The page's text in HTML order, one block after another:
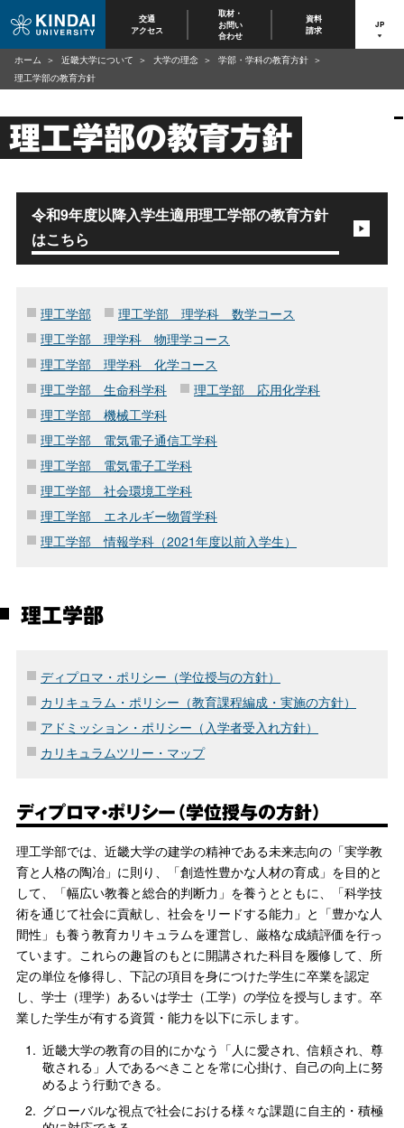
交通
アクセス
取材・
お問い
合わせ
資料
請求
JP
理工学部の教育方針
令和9年度以降入学生適用理工学部の教育方針
はこちら
理工学部
理工学部 理学科 数学コース
理工学部 理学科 物理学コース
理工学部 理学科 化学コース
理工学部 生命科学科
理工学部 応用化学科
理工学部 機械工学科
理工学部 電気電子通信工学科
理工学部 電気電子工学科
理工学部 社会環境工学科
理工学部 エネルギー物質学科
理工学部 情報学科（2021年度以前入学生）
理工学部
ディプロマ・ポリシー（学位授与の方針）
カリキュラム・ポリシー（教育課程編成・実施の方針）
アドミッション・ポリシー（入学者受入れ方針）
カリキュラムツリー・マップ
ディプロマ・ポリシー（学位授与の方針）
理工学部では、近畿大学の建学の精神である未来志向の「実学教
育と人格の陶冶」に則り、「創造性豊かな人材の育成」を目的と
して、「幅広い教養と総合的判断力」を養うとともに、「科学技
術を通じて社会に貢献し、社会をリードする能力」と「豊かな人
間性」も養う教育カリキュラムを運営し、厳格な成績評価を行っ
ています。これらの趣旨のもとに開講された科目を履修して、所
定の単位を修得し、下記の項目を身につけた学生に卒業を認定
し、学士（理学）あるいは学士（工学）の学位を授与します。卒
業した学生が有する資質・能力を以下に示します。
1. 近畿大学の教育の目的にかなう「人に愛され、信頼され、尊
敬される」人であるべきことを常に心掛け、自己の向上に努
めるよう行動できる。
2. グローバルな視点で社会における様々な課題に自主的・積極
ホーム 近畿大学について 大学の理念
学部・学科の教育方針
理工学部の教育方針